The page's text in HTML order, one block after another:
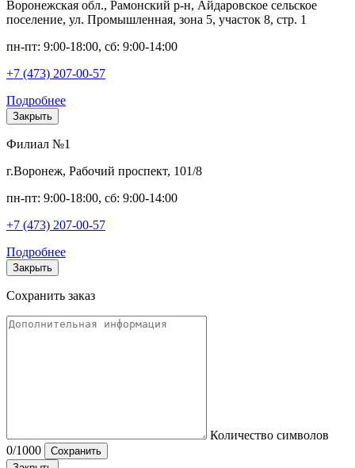
Воронежская обл., Рамонский р-н, Айдаровское сельское
поселение, ул. Промышленная, зона 5, участок 8, стр. 1
пн-пт: 9:00-18:00, сб: 9:00-14:00
+7 (473) 207-00-57
Подробнее
Закрыть
Филиал №1
г.Воронеж, Рабочий проспект, 101/8
пн-пт: 9:00-18:00, сб: 9:00-14:00
+7 (473) 207-00-57
Подробнее
Закрыть
Сохранить заказ
Количество символов
0/1000
Сохранить